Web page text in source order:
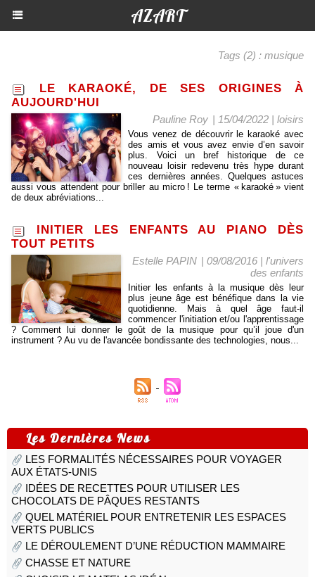
AZART
Tags (2) : musique
LE KARAOKÉ, DE SES ORIGINES À
AUJOURD'HUI
Pauline Roy | 15/04/2022 | loisirs
Vous venez de découvrir le karaoké avec
des amis et vous avez envie d’en savoir
plus. Voici un bref historique de ce
nouveau loisir redevenu très hype durant
ces dernières années. Quelques astuces
aussi vous attendent pour briller au micro ! Le terme « karaoké » vient
de deux abréviations...
INITIER LES ENFANTS AU PIANO DÈS
TOUT PETITS
Estelle PAPIN | 09/08/2016 | l'univers
des enfants
Initier les enfants à la musique dès leur
plus jeune âge est bénéfique dans la vie
quotidienne. Mais à quel âge faut-il
commencer l'initiation et/ou l'apprentissage
? Comment lui donner le goût de la musique pour qu’il joue d'un
instrument ? Au vu de l'avancée bondissante des technologies, nous...
Les Dernières News
LES FORMALITÉS NÉCESSAIRES POUR VOYAGER
AUX ÉTATS-UNIS
IDÉES DE RECETTES POUR UTILISER LES
CHOCOLATS DE PÂQUES RESTANTS
QUEL MATÉRIEL POUR ENTRETENIR LES ESPACES
VERTS PUBLICS
LE DÉROULEMENT D’UNE RÉDUCTION MAMMAIRE
CHASSE ET NATURE